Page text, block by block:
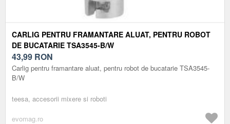
CARLIG PENTRU FRAMANTARE ALUAT, PENTRU ROBOT
DE BUCATARIE TSA3545-B/W
43,99 RON
Carlig pentru framantare aluat, pentru robot de bucatarie TSA3545-
B/W
teesa, accesorii mixere si roboti
evomag.ro